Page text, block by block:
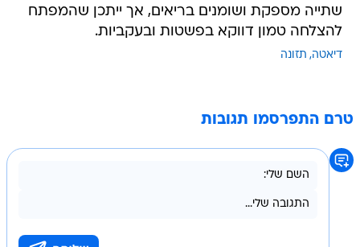
שתייה מספקת ושומנים בריאים, אך ייתכן שהמפתח
להצלחה טמון דווקא בפשטות ובעקביות.
דיאטה תזונה
טרם התפרסמו תגובות